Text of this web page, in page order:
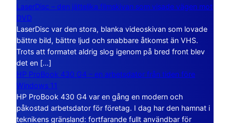
LaserDisc – den jättelika filmskivan som visade vägen mot
DVD
LaserDisc var den stora, blanka videoskivan som lovade
bättre bild, bättre ljud och snabbare åtkomst än VHS.
Trots att formatet aldrig slog igenom på bred front blev
det en […]
HP ProBook 430 G4 – en arbetsdator från tiden före
Windows 11
HP ProBook 430 G4 var en gång en modern och
påkostad arbetsdator för företag. I dag har den hamnat i
teknikens gränsland: fortfarande fullt användbar för